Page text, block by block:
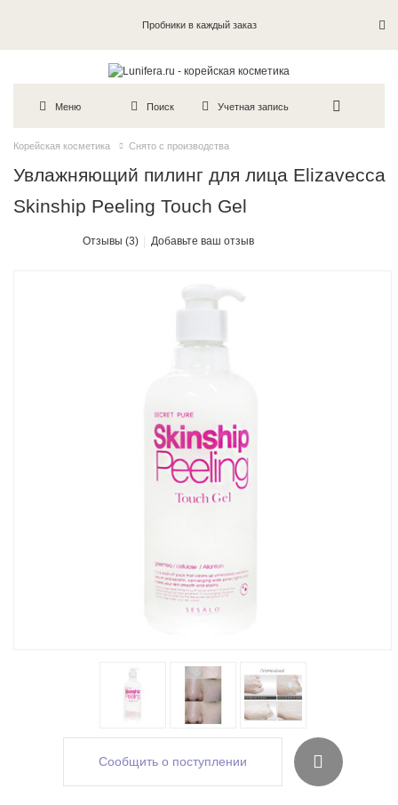
Пробники в каждый заказ
Меню Поиск Учетная запись
Корейская косметика Снято с производства
Увлажняющий пилинг для лица Elizavecca
Skinship Peeling Touch Gel
Отзывы (3) Добавьте ваш отзыв
Сообщить о поступлении